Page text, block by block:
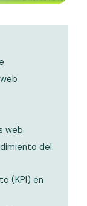
web
del
(KPI) en